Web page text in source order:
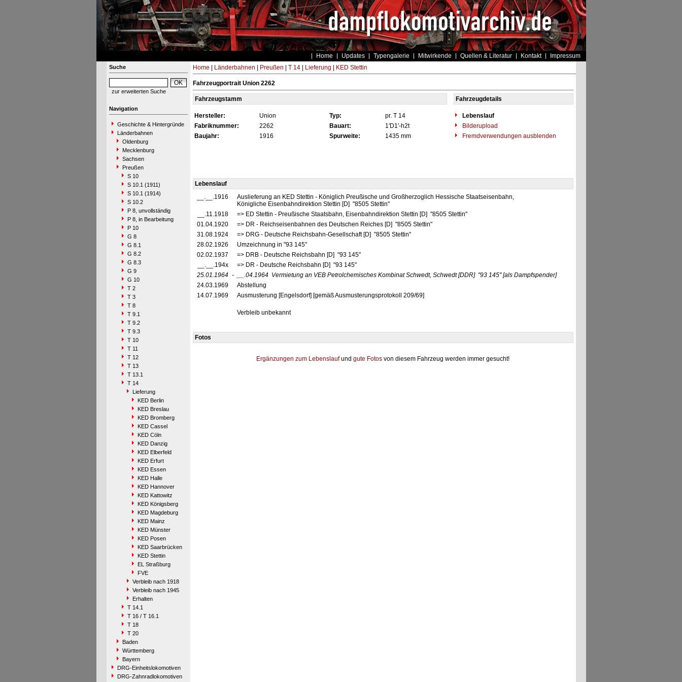
Home Updates Typengalerie Mitwirkende Quellen & Literatur Kontakt Impressum
Suche
zur erweiterten Suche
Navigation
Geschichte & Hintergründe
Länderbahnen
Oldenburg
Mecklenburg
Sachsen
Preußen
S 10
S 10.1 (1911)
S 10.1 (1914)
S 10.2
P 8, unvollständig
P 8, in Bearbeitung
P 10
G 8
G 8.1
G 8.2
G 8.3
G 9
G 10
T 2
T 3
T 8
T 9.1
T 9.2
T 9.3
T 10
T 11
T 12
T 13
T 13.1
T 14
Lieferung
KED Berlin
KED Breslau
KED Bromberg
KED Cassel
KED Cöln
KED Danzig
KED Elberfeld
KED Erfurt
KED Essen
KED Halle
KED Hannover
KED Kattowitz
KED Königsberg
KED Magdeburg
KED Mainz
KED Münster
KED Posen
KED Saarbrücken
KED Stettin
EL Straßburg
FVE
Verbleib nach 1918
Verbleib nach 1945
Erhalten
T 14.1
T 16 / T 16.1
T 18
T 20
Baden
Württemberg
Bayern
DRG-Einheitslokomotiven
DRG-Zahnradlokomotiven
Home Länderbahnen Preußen T 14| Lieferung KED Stettin
Fahrzeugportrait Union 2262
Fahrzeugstamm Fahrzeugdetails
Hersteller: Union Typ: pr. T 14
Lebenslauf
Fabriknummer:
2262 Bauart: 1'D1'-h2t
Bilderupload
Baujahr:
1916 Spurweite: 1435 mm Fremdverwendungen ausblenden
Lebenslauf
__.__.1916
Auslieferung an KED Stettin - Königlich Preußische und Großherzoglich Hessische Staatseisenbahn,
Königliche Eisenbahndirektion Stettin [D] "8505 Stettin"
__.11.1918
=> ED Stettin - Preußische Staatsbahn, Eisenbahndirektion Stettin [D] "8505 Stettin"
01.04.1920
=> DR - Reichseisenbahnen des Deutschen Reiches [D] "8505 Stettin"
31.08.1924
=> DRG - Deutsche Reichsbahn-Gesellschaft [D] "8505 Stettin"
28.02.1926
Umzeichnung in "93 145"
02.02.1937
=> DRB - Deutsche Reichsbahn [D] "93 145"
__.__.194x
=> DR - Deutsche Reichsbahn [D] "93 145"
25.01.1964 - __.04.1964 Vermietung an VEB Petrolchemisches Kombinat Schwedt, Schwedt [DDR] "93 145" [als Dampfspender]
24.03.1969
Abstellung
14.07.1969
Ausmusterung [Engelsdorf] [gemäß Ausmusterungsprotokoll 209/69]
Verbleib unbekannt
Fotos
Ergänzungen zum Lebenslaufund gute Fotos von diesem Fahrzeug werden immer gesucht!